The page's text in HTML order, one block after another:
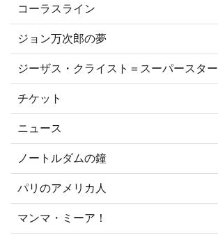
コーラスライン
ジョン万次郎の夢
ジーザス・クライスト＝スーパースター
チケット
ニュース
ノートルダムの鐘
パリのアメリカ人
マンマ・ミーア！